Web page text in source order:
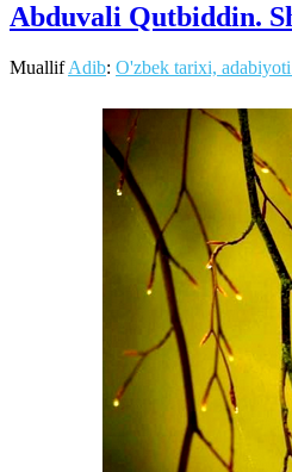
Abduvali Qutbiddin.
MuallifAdib: O'zbek tarixi,